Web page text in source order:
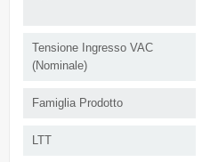
Tensione Ingresso VAC
(Nominale)
Famiglia Prodotto
LTT